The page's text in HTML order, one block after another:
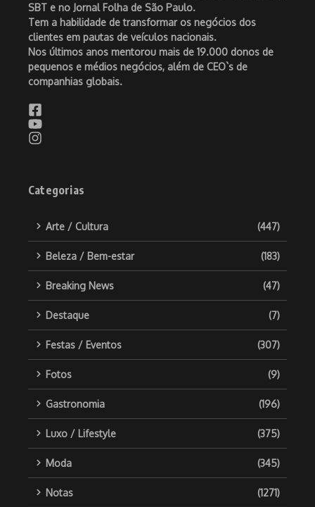
SBT e no Jornal Folha de São Paulo.
Tem a habilidade de transformar os negócios dos
clientes em pautas de veículos nacionais.
Nos últimos anos mentorou mais de 19.000 donos de
pequenos e médios negócios, além de CEO`s de
companhias globais.
Categorias
Arte / Cultura (447)
Beleza / Bem-estar (183)
Breaking News (47)
Destaque (7)
Festas / Eventos (307)
Fotos (9)
Gastronomia (196)
Luxo / Lifestyle (375)
Moda (345)
Notas (1271)